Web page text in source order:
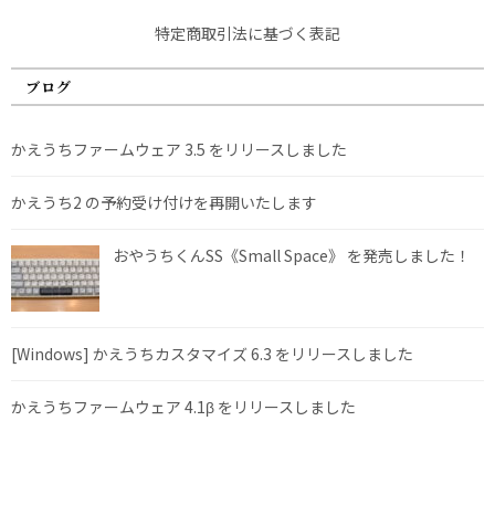
特定商取引法に基づく表記
ブログ
かえうちファームウェア 3.5 をリリースしました
かえうち2 の予約受け付けを再開いたします
おやうちくんSS《Small Space》 を発売しました！
[Windows] かえうちカスタマイズ 6.3 をリリースしました
かえうちファームウェア 4.1β をリリースしました